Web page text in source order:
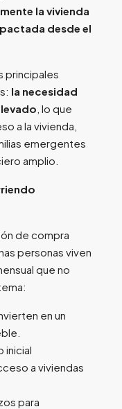
la vivienda
desde el
principales
la necesidad
, lo que
a la vivienda,
emergentes
amplio.
de compra
personas viven
que no
en un
inicial
a viviendas
para